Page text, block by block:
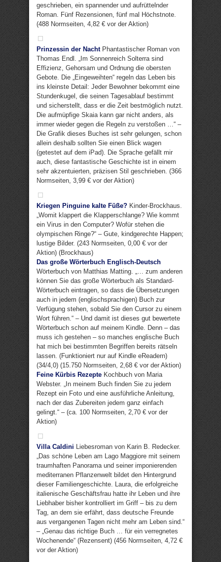
geschrieben, ein spannender und aufrüttelnder
Roman. Fünf Rezensionen, fünf mal Höchstnote.
(488 Normseiten, 4,82 € vor der Aktion)
Prinzessin der NachtPhantastischer Roman von
Thomas Endl. „Im Sonnenreich Solterra sind
Effizienz, Gehorsam und Ordnung die obersten
Gebote. Die „Eingeweihten“ regeln das Leben bis
ins kleinste Detail: Jeder Bewohner bekommt eine
Stundenkugel, die seinen Tagesablauf bestimmt
und sicherstellt, dass er die Zeit bestmöglich nutzt.
Die aufmüpfige Skaia kann gar nicht anders, als
immer wieder gegen die Regeln zu verstoßen …“ –
Die Grafik dieses Buches ist sehr gelungen, schon
allein deshalb sollten Sie einen Blick wagen
(getestet auf dem iPad). Die Sprache gefällt mir
auch, diese fantastische Geschichte ist in einem
sehr akzentuierten, präzisen Stil geschrieben. (366
Normseiten, 3,99 € vor der Aktion)
Kriegen Pinguine kalte Füße? Kinder-Brockhaus.
„Womit klappert die Klapperschlange? Wie kommt
ein Virus in den Computer? Wofür stehen die
olympischen Ringe?“ – Gute, kindgerechte Happen;
lustige Bilder. (243 Normseiten, 0,00 € vor der
Aktion) (Brockhaus)
Das große Wörterbuch Englisch-Deutsch
Wörterbuch von Matthias Matting. „… zum anderen
können Sie das große Wörterbuch als Standard-
Wörterbuch eintragen, so dass die Übersetzungen
auch in jedem (englischsprachigen) Buch zur
Verfügung stehen, sobald Sie den Cursor zu einem
Wort führen.“ – Und damit ist dieses gut bewertete
Wörterbuch schon auf meinem Kindle. Denn – das
muss ich gestehen – so manches englische Buch
hat mich bei bestimmten Begriffen bereits rätseln
lassen. (Funktioniert nur auf Kindle eReadern)
(34/4,0) (15.750 Normseiten, 2,68 € vor der Aktion)
Feine Kürbis Rezepte Kochbuch von Maria
Webster. „In meinem Buch finden Sie zu jedem
Rezept ein Foto und eine ausführliche Anleitung,
nach der das Zubereiten jedem ganz einfach
gelingt.“ – (ca. 100 Normseiten, 2,70 € vor der
Aktion)
Villa Caldini Liebesroman von Karin B. Redecker.
„Das schöne Leben am Lago Maggiore mit seinem
traumhaften Panorama und seiner imponierenden
mediterranen Pflanzenwelt bildet den Hintergrund
dieser Familiengeschichte. Laura, die erfolgreiche
italienische Geschäftsfrau hatte ihr Leben und ihre
Liebhaber bisher kontrolliert im Griff – bis zu dem
Tag, an dem sie erfährt, dass deutsche Freunde
aus vergangenen Tagen nicht mehr am Leben sind.“
– „Genau das richtige Buch … für ein verregnetes
Wochenende“ (Rezensent) (456 Normseiten, 4,72 €
vor der Aktion)